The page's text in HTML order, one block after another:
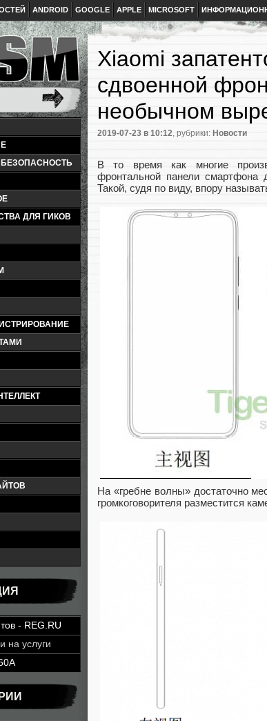
ANDROID GOOGLE APPLE MICROSOFT
ДЛЯ ГИКОВ
- REG.RU
на услуги
Xiaomi
сдвоенной
необычном
2019-07-23 в 10:12, рубрики: Новости
В то время как многие
фронтальной панели
Такой, судя по виду, впору
На «гребне волны» достаточно
громкоговорителя разместится